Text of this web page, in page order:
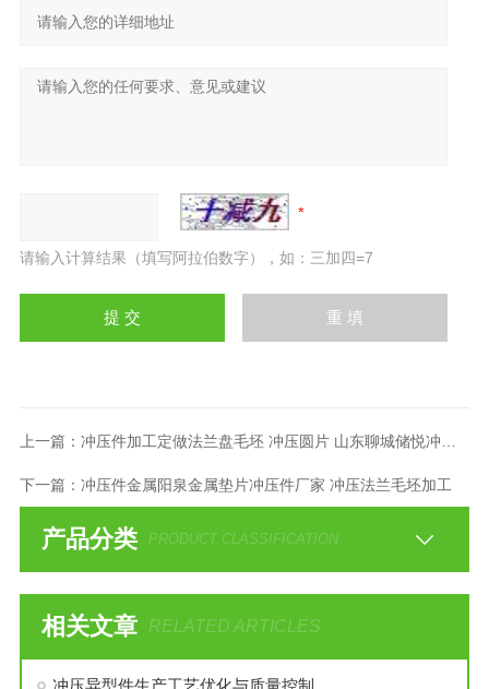
请输入计算结果（填写阿拉伯数字），如：三加四=7
上一篇： 冲压件加工定做法兰盘毛坯 冲压圆片 山东聊城储悦冲压件厂
下一篇： 冲压件金属阳泉金属垫片冲压件厂家 冲压法兰毛坯加工
产品分类 PRODUCT CLASSIFICATION
相关文章 RELATED ARTICLES